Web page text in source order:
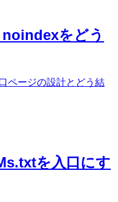
をどう
ページの設計とどう結
を入口にす